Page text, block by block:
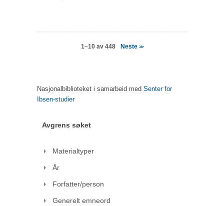
1–10 av 448 Neste >>
Nasjonalbiblioteket i samarbeid med Senter for
Ibsen-studier
Avgrens søket
Materialtyper
År
Forfatter/person
Generelt emneord